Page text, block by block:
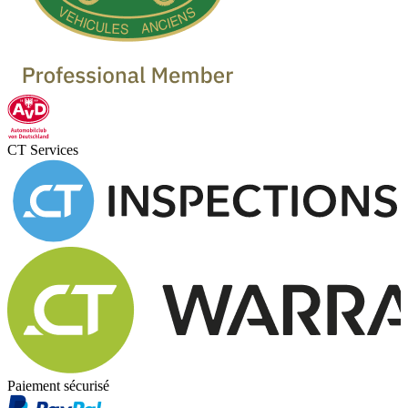
CT Services
Paiement sécurisé